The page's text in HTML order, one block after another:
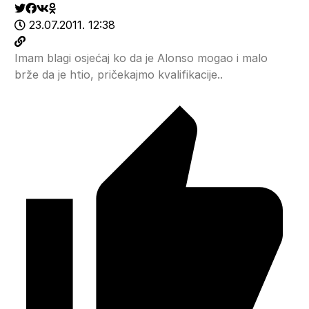
23.07.2011. 12:38
Imam blagi osjećaj ko da je Alonso mogao i malo
brže da je htio, pričekajmo kvalifikacije..